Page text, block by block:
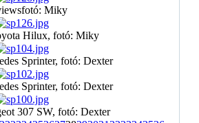
fotó: Miky
Hilux, fotó: Miky
Sprinter, fotó: Dexter
Sprinter, fotó: Dexter
307 SW, fotó: Dexter